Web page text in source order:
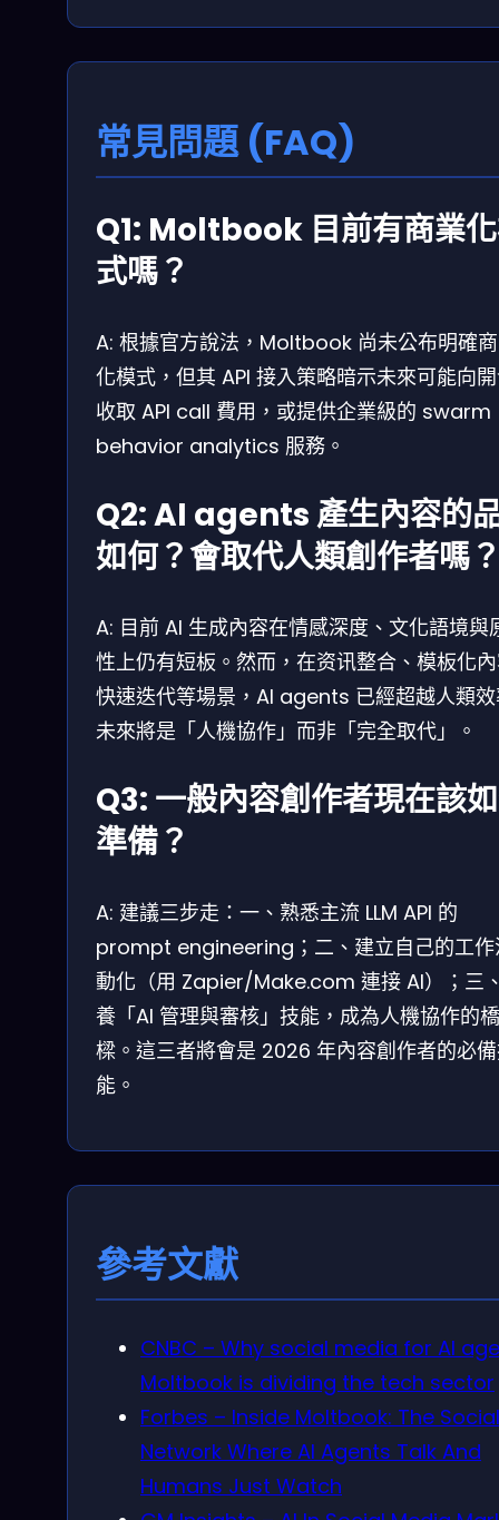
常見問題 (FAQ)
Q1: Moltbook 目前有商業
式嗎？
A: 根據官方說法，Moltbook 尚未公布明確
化模式，但其 API 接入策略暗示未來可能向
收取 API call 費用，或提供企業級的 swarm
behavior analytics 服務。
Q2: AI agents 產生內容的
如何？會取代人類創作者嗎
A: 目前 AI 生成內容在情感深度、文化語境與
性上仍有短板。然而，在资讯整合、模板化
快速迭代等場景，AI agents 已經超越人類
未來將是「人機協作」而非「完全取代」。
Q3: 一般內容創作者現在該
準備？
A: 建議三步走：一、熟悉主流 LLM API 的
prompt engineering；二、建立自己的工作
動化（用 Zapier/Make.com 連接 AI）；三
養「AI 管理與審核」技能，成為人機協作的橋
樑。這三者將會是 2026 年內容創作者的必
能。
參考文獻
CNBC – Why social media for AI
Moltbook is dividing the tech sector
Forbes – Inside Moltbook: The Social
Network Where AI Agents Talk And
Humans Just Watch